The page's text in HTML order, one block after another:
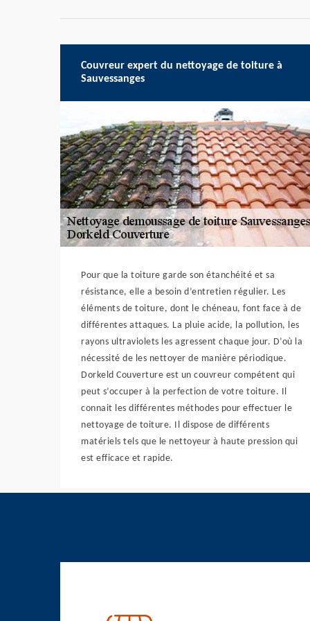
Couvreur expert du nettoyage de toiture à
Sauvessanges
Pour que la toiture garde son étanchéité et sa
résistance, elle a besoin d’entretien régulier. Les
éléments de toiture, dont le chéneau, font face à de
différentes attaques. La pluie acide, la pollution, les
rayons ultraviolets les agressent chaque jour. D’où la
nécessité de les nettoyer de manière périodique.
Dorkeld Couverture est un couvreur compétent qui
peut s’occuper à la perfection de votre toiture. Il
connait les différentes méthodes pour effectuer le
nettoyage de toiture. Il dispose de différents
matériels tels que le nettoyeur à haute pression qui
est efficace et rapide.